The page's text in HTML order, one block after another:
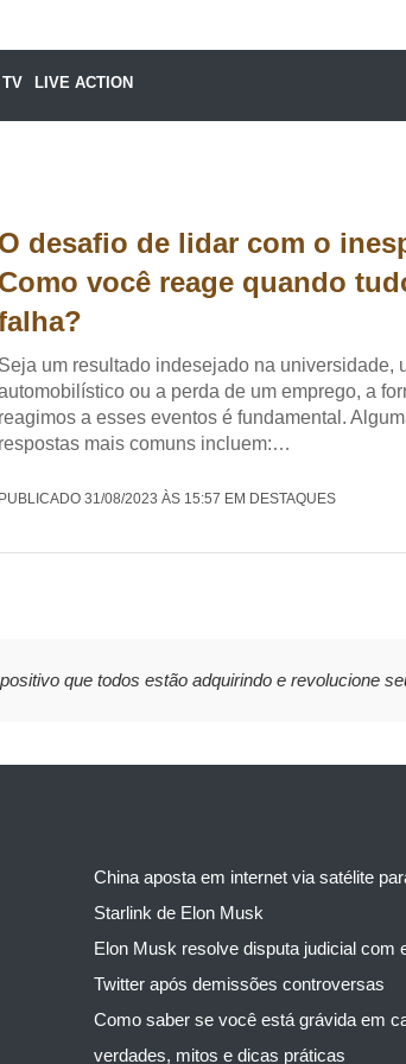
TV LIVE ACTION
O desafio de lidar com o
Como você reage quando
Seja um resultado indesejado na universidade,
ou a perda de um emprego, a
reagimos a esses eventos é fundamental.
respostas mais comuns incluem:…
PUBLICADO 31/08/2023 ÀS 15:57 EM DESTAQUES
que todos estão adquirindo e revolucione
China aposta em internet via satélite
Starlink de Elon Musk
Elon Musk resolve disputa judicial com
Twitter após demissões controversas
Como saber se você está grávida em
verdades, mitos e dicas práticas